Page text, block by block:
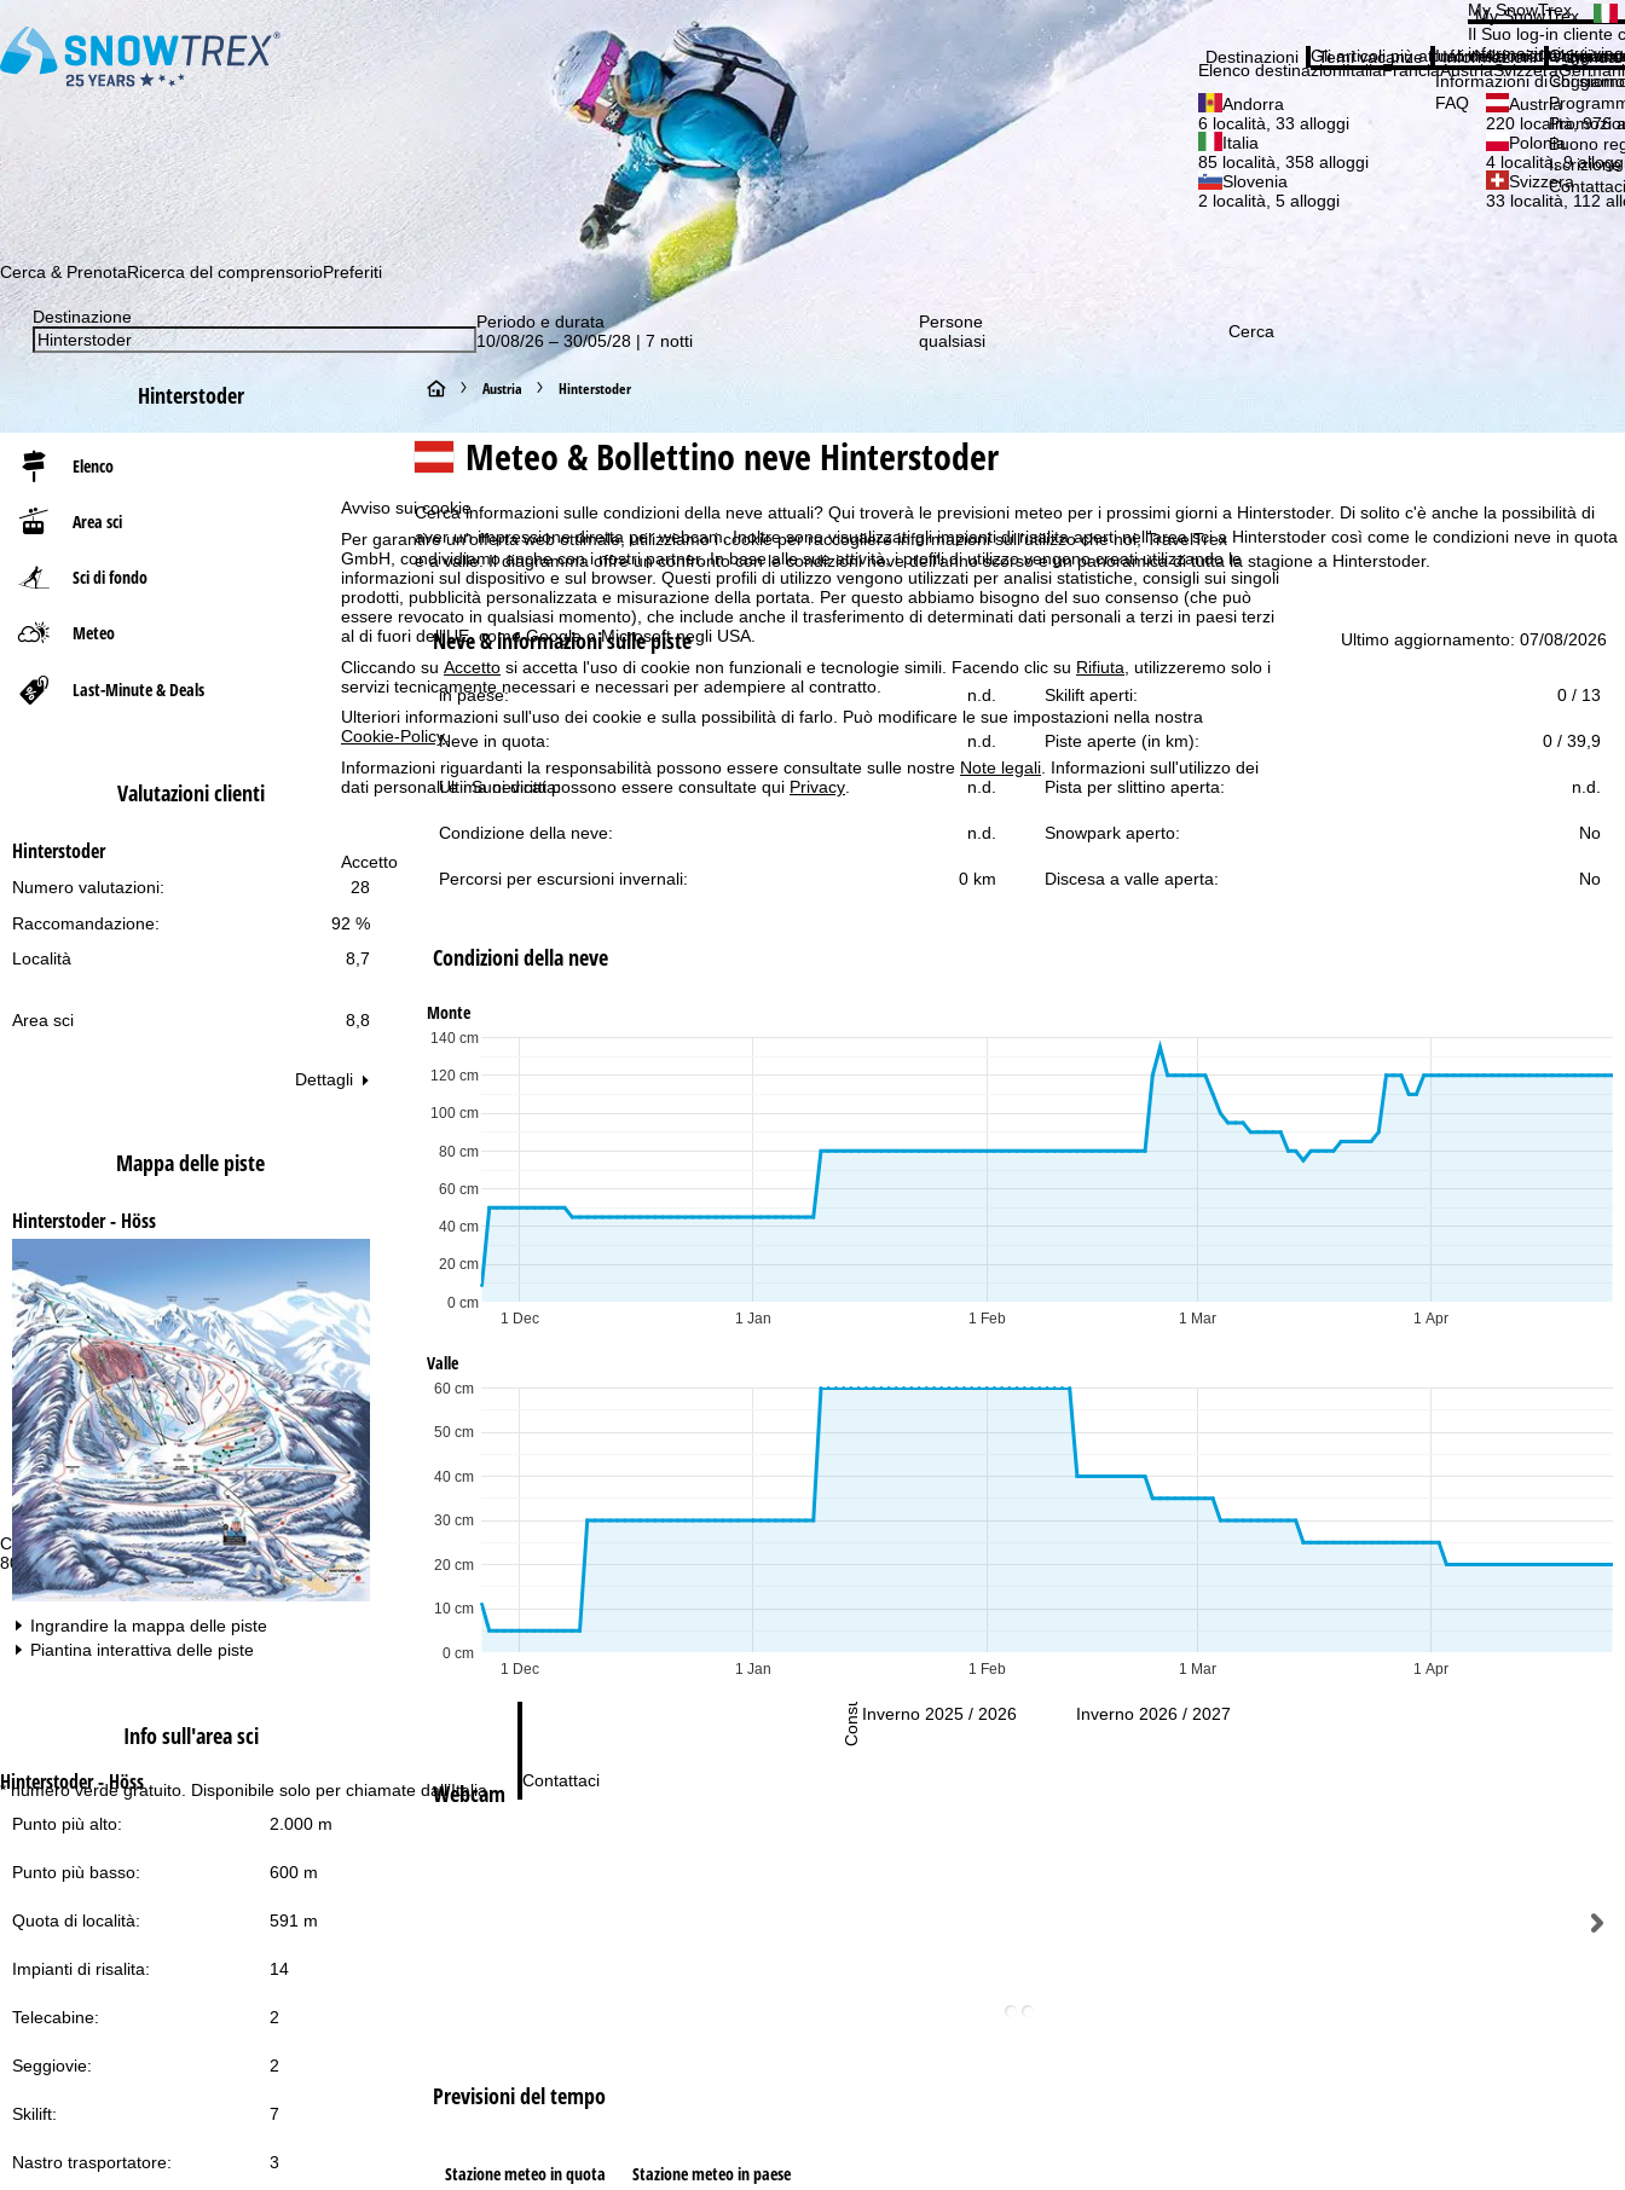
Avviso sui cookie
Per garantire un'offerta web ottimale, utilizziamo i cookie per raccogliere informazioni sull'utilizzo che noi, TravelTrex
GmbH, condividiamo anche con i nostri partner. In base alle sue attività, i profili di utilizzo vengono creati utilizzando le
informazioni sul dispositivo e sul browser. Questi profili di utilizzo vengono utilizzati per analisi statistiche, consigli sui singoli
prodotti, pubblicità personalizzata e misurazione della portata. Per questo abbiamo bisogno del suo consenso (che può
essere revocato in qualsiasi momento), che include anche il trasferimento di determinati dati personali a terzi in paesi terzi
al di fuori dell'UE, come Google o Microsoft negli USA.
Cliccando su Accetto si accetta l'uso di cookie non funzionali e tecnologie simili. Facendo clic su Rifiuta, utilizzeremo solo i
servizi tecnicamente necessari e necessari per adempiere al contratto.
Ulteriori informazioni sull'uso dei cookie e sulla possibilità di farlo. Può modificare le sue impostazioni nella nostra
Cookie-Policy.
Informazioni riguardanti la responsabilità possono essere consultate sulle nostre Note legali . Informazioni sull'utilizzo dei
dati personali e i Suoi diritti possono essere consultate qui Privacy
Accetto
Consulenza
800 684382 *
* numero verde gratuito. Disponibile solo per chiamate dall’Italia
Orario d'apertura
Lun-Gio:
Sab-Dom:
Contattaci
Consulenza
Abbonati alla nostra Newsletter e sii tra i primi a scoprire le nostre offerte migliori! Iscrizione
My SnowTrex
My SnowTrex
Il Suo log-in cliente
informazioni sui
Si
Destinazioni
Elenco destinazioniItaliaFranciaAustriaSvizzera
Andorra
6 località, 33 alloggi
Austria
220 località, 976
Italia
85 località, 358 alloggi
Polonia
4 località, 9
Slovenia
2 località, 5 alloggi
Svizzera
33 località, 112
Temi vacanze
Gli articoli più attuali della nostra rivista
Informazioni
Informazioni di
Informazioni di
FAQ
Azienda
Chi siamo
Chi siamo
Buono
Contattaci
Cerca & PrenotaRicerca del comprensorioPreferiti
Destinazione
Periodo e durata
10/08/26 – 30/05/28 | 7 notti
Persone
qualsiasi
Cerca
Hinterstoder
Elenco
Area sci
Sci di fondo
Meteo
Last-Minute & Deals
Valutazioni clienti
Hinterstoder
28
Numero valutazioni:
92 %
Raccomandazione:
Località
8,7
Area sci 8,8
Dettagli
Mappa delle piste
Hinterstoder - Höss
Ingrandire la mappa delle piste
Piantina interattiva delle piste
Info sull'area sci
Hinterstoder - Höss
Punto più alto: 2.000 m
Punto più basso: 600 m
Quota di località: 591 m
Impianti di risalita: 14
Telecabine: 2
Seggiovie: 2
Skilift: 7
Nastro trasportatore: 3
H
o
e
p
a
g
e
Austria Hinterstoder
Meteo & Bollettino neve Hinterstoder
Cerca informazioni sulle condizioni della neve attuali? Qui troverà le previsioni meteo per i prossimi giorni a Hinterstoder. Di solito c'è anche la possibilità di
aver un impressione diretta per webcam. Inoltre sono visualizzati gli impianti di risalita aperti nell'area sci a Hinterstoder così come le condizioni neve in quota
e a valle. Il diagramma offre un confronto con le condizioni neve dell'anno scorso e un panoramica di tutta la stagione a Hinterstoder.
Neve & informazioni sulle piste Ultimo aggiornamento: 07/08/2026
in paese: n.d. Skilift aperti: 0 / 13
Neve in quota: n.d. Piste aperte (in km): 0 / 39,9
Ultima nevicata: n.d. Pista per slittino aperta: n.d.
Condizione della neve: n.d. Snowpark aperto: No
Percorsi per escursioni invernali: 0 km Discesa a valle aperta: No
Condizioni della neve
Monte
1 Dec 1 Jan 1 Feb 1 Mar 1 Apr
0 cm
20 cm
40 cm
60 cm
80 cm
100 cm
120 cm
140 cm
Valle
1 Dec 1 Jan 1 Feb 1 Mar 1 Apr
0 cm
10 cm
20 cm
30 cm
40 cm
50 cm
60 cm
Inverno 2025 / 2026 Inverno 2026 / 2027
Webcam
Previsioni del tempo
Stazione meteo in quota Stazione meteo in paese